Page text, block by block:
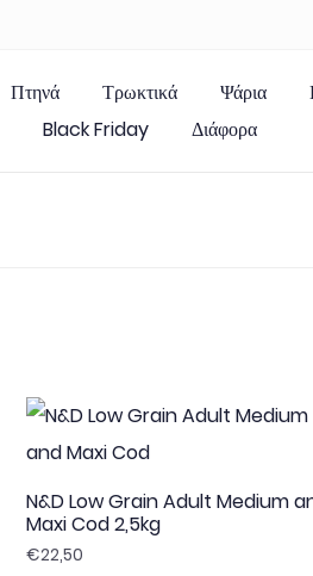
Πτηνά Τρωκτικά Ψάρια
Black Friday Διάφορα
N&D Low Grain Adult Medium
Maxi Cod 2,5kg
€22,50